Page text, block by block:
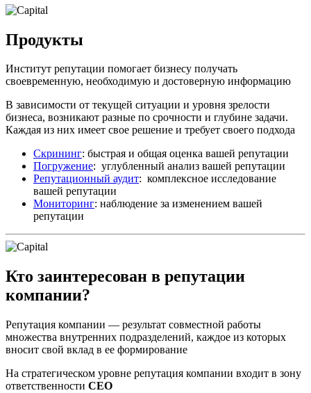
Продукты
Институт репутации помогает бизнесу получать
своевременную, необходимую и достоверную информацию
В зависимости от текущей ситуации и уровня зрелости
бизнеса, возникают разные по срочности и глубине задачи.
Каждая из них имеет свое решение и требует своего подхода
Скрининг: быстрая и общая оценка вашей репутации
Погружение: углубленный анализ вашей репутации
Репутационный аудит: комплексное исследование
вашей репутации
Мониторинг: наблюдение за изменением вашей
репутации
Кто заинтересован в репутации
компании?
Репутация компании — результат совместной работы
множества внутренних подразделений, каждое из которых
вносит свой вклад в ее формирование
На стратегическом уровне репутация компании входит в зону
ответственности CEO